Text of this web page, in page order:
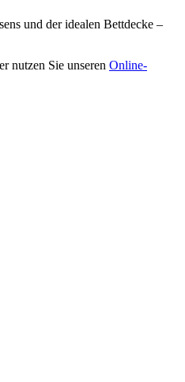
und der idealen Bettdecke –
nutzen Sie unseren Online-